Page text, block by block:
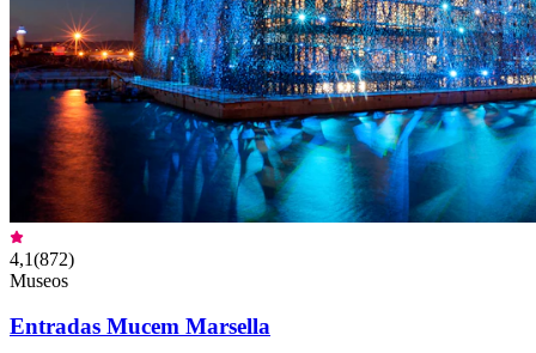
4,1(872)
Museos
Entradas Mucem Marsella